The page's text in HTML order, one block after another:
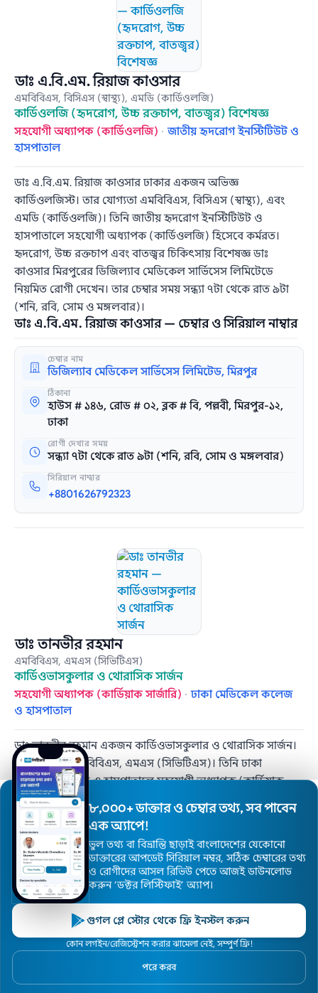
ডাঃ এ.বি.এম. রিয়াজ কাওসার
এমবিবিএস, বিসিএস (স্বাস্থ্য), এমডি (কার্ডিওলজি)
কার্ডিওলজি (হৃদরোগ, উচ্চ রক্তচাপ, বাতজ্বর) বিশেষজ্ঞ
সহযোগী অধ্যাপক (কার্ডিওলজি) ·জাতীয় হৃদরোগ ইনস্টিটিউট ও
হাসপাতাল
ডাঃ এ.বি.এম. রিয়াজ কাওসার ঢাকার একজন অভিজ্ঞ
কার্ডিওলজিস্ট। তার যোগ্যতা এমবিবিএস, বিসিএস (স্বাস্থ্য), এবং
এমডি (কার্ডিওলজি)। তিনি জাতীয় হৃদরোগ ইনস্টিটিউট ও
হাসপাতালে সহযোগী অধ্যাপক (কার্ডিওলজি) হিসেবে কর্মরত।
হৃদরোগ, উচ্চ রক্তচাপ এবং বাতজ্বর চিকিৎসায় বিশেষজ্ঞ ডাঃ
কাওসার মিরপুরের ডিজিল্যাব মেডিকেল সার্ভিসেস লিমিটেডে
নিয়মিত রোগী দেখেন। তার চেম্বার সময় সন্ধ্যা ৭টা থেকে রাত ৯টা
(শনি, রবি, সোম ও মঙ্গলবার)।
ডাঃ এ.বি.এম. রিয়াজ কাওসার — চেম্বার ও সিরিয়াল নাম্বার
চেম্বার নাম
ডিজিল্যাব মেডিকেল সার্ভিসেস লিমিটেড, মিরপুর
ঠিকানা
হাউস # ১৪৬, রোড # ০২, ব্লক # বি, পল্লবী, মিরপুর-১২,
ঢাকা
রোগী দেখার সময়
সন্ধ্যা ৭টা থেকে রাত ৯টা (শনি, রবি, সোম ও মঙ্গলবার)
সিরিয়াল নাম্বার
+8801626792323
ডাঃ তানভীর রহমান
এমবিবিএস, এমএস (সিভিটিএস)
কার্ডিওভাসকুলার ও থোরাসিক সার্জন
সহযোগী অধ্যাপক (কার্ডিয়াক সার্জারি) ·ঢাকা মেডিকেল কলেজ
ও হাসপাতাল
ডাঃ তানভীর রহমান একজন কার্ডিওভাসকুলার ও থোরাসিক সার্জন।
তার যোগ্যতা এমবিবিএস, এমএস (সিভিটিএস)। তিনি ঢাকা
মেডিকেল কলেজ ও হাসপাতালে সহযোগী অধ্যাপক (কার্ডিয়াক
সার্জারি) হিসেবে কর্মরত এবং মিরপুর জেনারেল হাসপাতাল ও
ডায়াগনস্টিক সেন্টারে চিকিৎসা প্রদান করেন। দীর্ঘ অভিজ্ঞতা সম্পন্ন
ডাঃ রহমান জটিল হৃদরোগ ও থোরাসিক পদ্ধতিতে বিশেষজ্ঞ। তার
চিকিৎসা কেন্দ্রগুলোর মধ্যে রয়েছে ঢাকা মেডিকেল কলেজ ও
হাসপাতাল এবং মিরপুর জেনারেল হাসপাতাল ও ডায়াগনস্টিক
সেন্টার।
ডাঃ তানভীর রহমান — চেম্বার ও সিরিয়াল নাম্বার
চেম্বার নাম
মিরপুর জেনারেল হাসপাতাল ও ডায়াগনস্টিক সেন্টার
প্লট - ১০, রোড - ৪/৫, সেকশন - ১২, কালশী রোড,
৮,০০০+ ডাক্তার ও চেম্বার তথ্য, সব পাবেন
এক অ্যাপে!
ভুল তথ্য বা বিভ্রান্তি ছাড়াই বাংলাদেশের যেকোনো
ডাক্তারের আপডেট সিরিয়াল নম্বর, সঠিক চেম্বারের তথ্য
ও রোগীদের আসল রিভিউ পেতে আজই ডাউনলোড
করুন ’ডক্টর লিস্টিফাই’ অ্যাপ।
গুগল প্লে স্টোর থেকে ফ্রি ইনস্টল করুন
কোন লগইন/রেজিস্ট্রেশন করার ঝামেলা নেই, সম্পুর্ণ ফ্রি!
পরে করব